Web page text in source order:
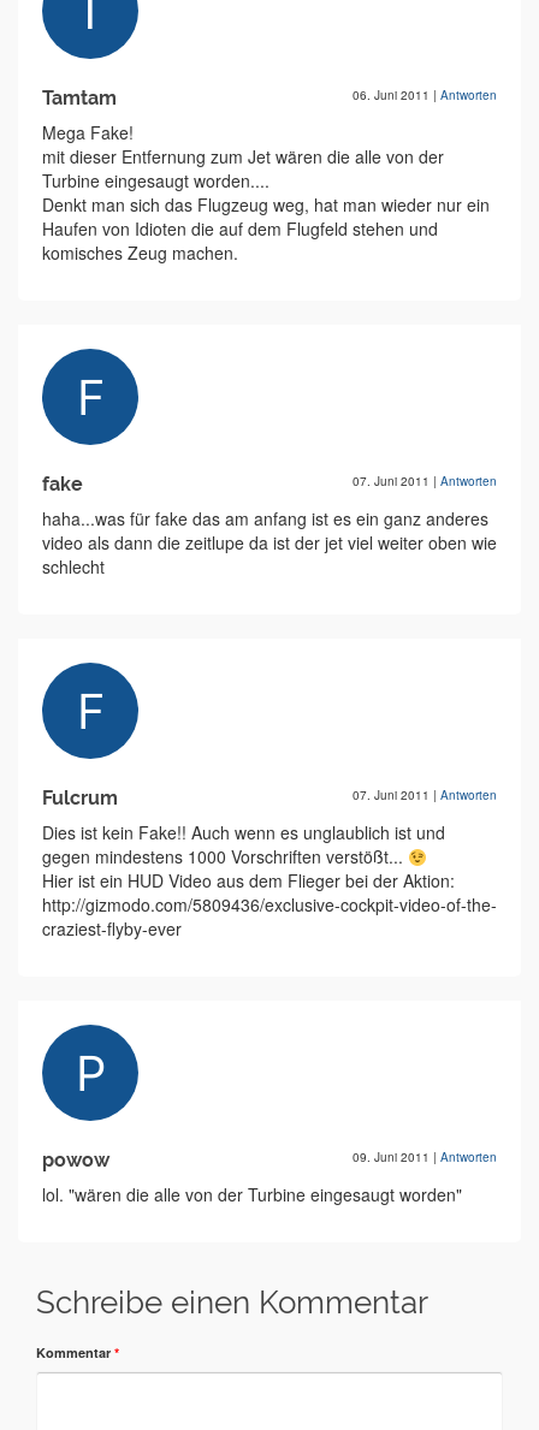
Tamtam 06. Juni 2011 | Antworten
Mega Fake!
mit dieser Entfernung zum Jet wären die alle von der
Turbine eingesaugt worden....
Denkt man sich das Flugzeug weg, hat man wieder nur ein
Haufen von Idioten die auf dem Flugfeld stehen und
komisches Zeug machen.
fake 07. Juni 2011 | Antworten
haha...was für fake das am anfang ist es ein ganz anderes
video als dann die zeitlupe da ist der jet viel weiter oben wie
schlecht
Fulcrum 07. Juni 2011 | Antworten
Dies ist kein Fake!! Auch wenn es unglaublich ist und
gegen mindestens 1000 Vorschriften verstößt...
Hier ist ein HUD Video aus dem Flieger bei der Aktion:
http://gizmodo.com/5809436/exclusive-cockpit-video-of-the-
craziest-flyby-ever
powow 09. Juni 2011 | Antworten
lol. "wären die alle von der Turbine eingesaugt worden"
Schreibe einen Kommentar
Kommentar *